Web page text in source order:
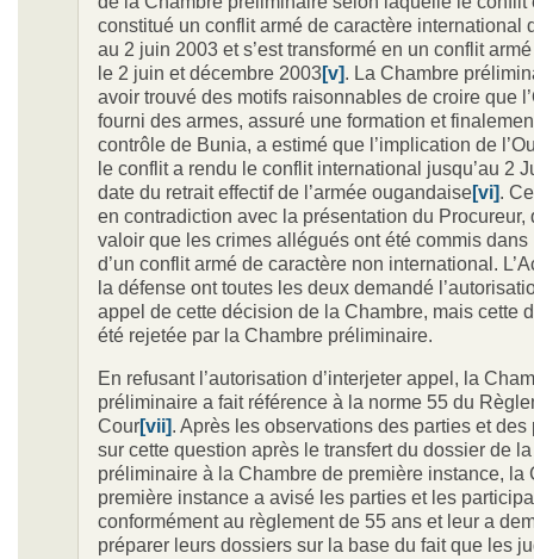
constitué un conflit armé de caractère international
au 2 juin 2003 et s’est transformé en un conflit
le 2 juin et décembre 2003[v]. La Chambre
avoir trouvé des motifs raisonnables de croire que
fourni des armes, assuré une formation et
contrôle de Bunia, a estimé que l’implication de
le conflit a rendu le conflit international jusqu’au 2
date du retrait effectif de l’armée ougandaise[vi].
en contradiction avec la présentation du Procureur,
valoir que les crimes allégués ont été commis dans
d’un conflit armé de caractère non international.
la défense ont toutes les deux demandé
appel de cette décision de la Chambre, mais cette
été rejetée par la Chambre préliminaire.
En refusant l’autorisation d’interjeter appel, la
préliminaire a fait référence à la norme 55 du
Cour[vii]. Après les observations des parties et des
sur cette question après le transfert du dossier de
préliminaire à la Chambre de première instance, la
première instance a avisé les parties et les
conformément au règlement de 55 ans et leur a
préparer leurs dossiers sur la base du fait que les